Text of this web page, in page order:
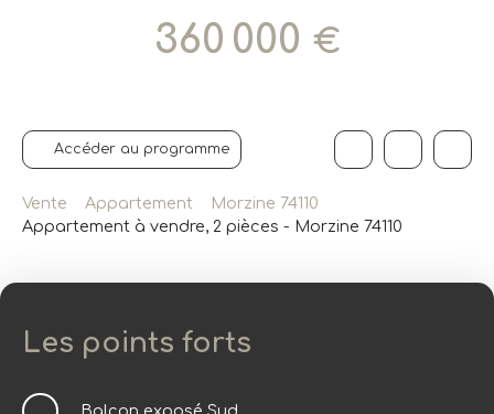
360 000 €
Accéder au programme
Vente Appartement
Morzine 74110
Appartement à vendre, 2 pièces - Morzine 74110
Les points forts